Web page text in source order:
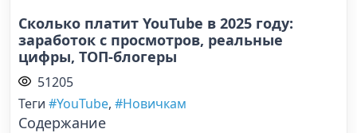
Сколько платит YouTube в 2025 году:
заработок с просмотров, реальные
цифры, ТОП-блогеры
51205
Теги #YouTube, #Новичкам
Содержание